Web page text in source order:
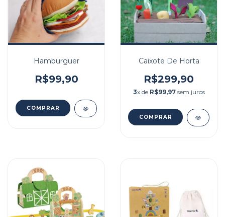
Hamburguer
R$99,90
Caixote De Horta
R$299,90
3x de R$99,97sem juros